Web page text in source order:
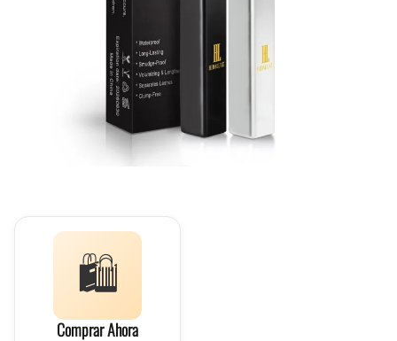
🛍️
Comprar Ahora